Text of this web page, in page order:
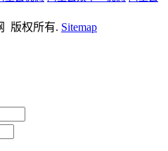
版权所有. Sitemap